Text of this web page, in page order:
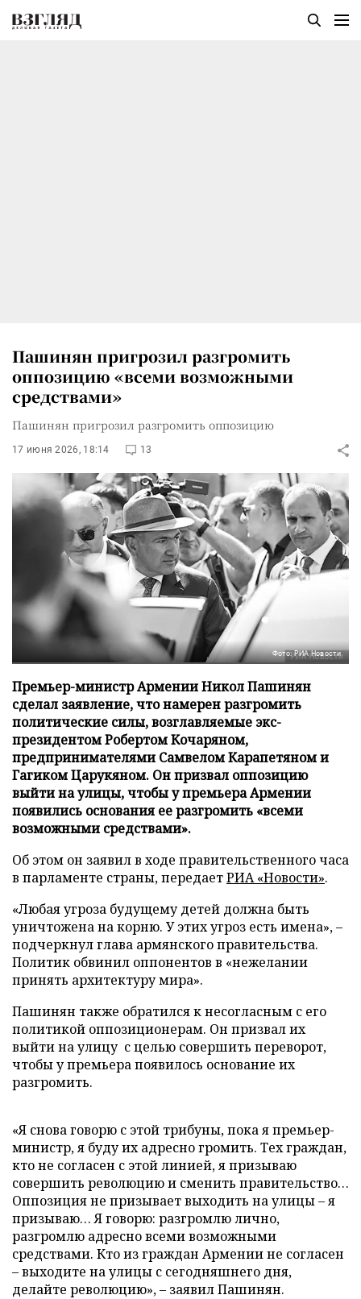
Пашинян пригрозил разгромить
оппозицию «всеми возможными
средствами»
Пашинян пригрозил разгромить оппозицию
17 июня 2026, 18:14 13
Фото: РИА Новости
Премьер-министр Армении Никол Пашинян
сделал заявление, что намерен разгромить
политические силы, возглавляемые экс-
президентом Робертом Кочаряном,
предпринимателями Самвелом Карапетяном и
Гагиком Царукяном. Он призвал оппозицию
выйти на улицы, чтобы у премьера Армении
появились основания ее разгромить «всеми
возможными средствами».
Об этом он заявил в ходе правительственного часа
в парламенте страны, передаетРИА «Новости».
«Любая угроза будущему детей должна быть
уничтожена на корню. У этих угроз есть имена», –
подчеркнул глава армянского правительства.
Политик обвинил оппонентов в «нежелании
принять архитектуру мира».
Пашинян также обратился к несогласным с его
политикой оппозиционерам. Он призвал их
выйти на улицу с целью совершить переворот,
чтобы у премьера появилось основание их
разгромить.
«Я снова говорю с этой трибуны, пока я премьер-
министр, я буду их адресно громить. Тех граждан,
кто не согласен с этой линией, я призываю
совершить революцию и сменить правительство…
Оппозиция не призывает выходить на улицы – я
призываю… Я говорю: разгромлю лично,
разгромлю адресно всеми возможными
средствами. Кто из граждан Армении не согласен
– выходите на улицы с сегодняшнего дня,
делайте революцию», – заявил Пашинян.